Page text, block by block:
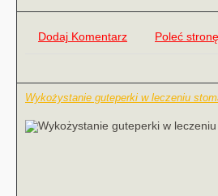
Dodaj Komentarz Poleć stronę
Wykożystanie guteperki w leczeniu